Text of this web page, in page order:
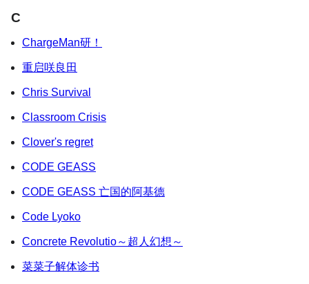
C
ChargeMan研！
重启咲良田
Chris Survival
Classroom Crisis
Clover's regret
CODE GEASS
CODE GEASS 亡国的阿基德
Code Lyoko
Concrete Revolutio～超人幻想～
菜菜子解体诊书